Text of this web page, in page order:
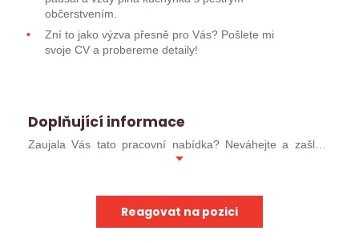
občerstvením.
Zní to jako výzva přesně pro Vás? Pošlete mi
svoje CV a probereme detaily!
Doplňující informace
Zaujala Vás tato pracovní nabídka? Neváhejte a zašlete
svůj profesní životopis ve formátu MS WORD (ideálně
kontaktovat přímo svého konzultanta.
Reagovat na pozici